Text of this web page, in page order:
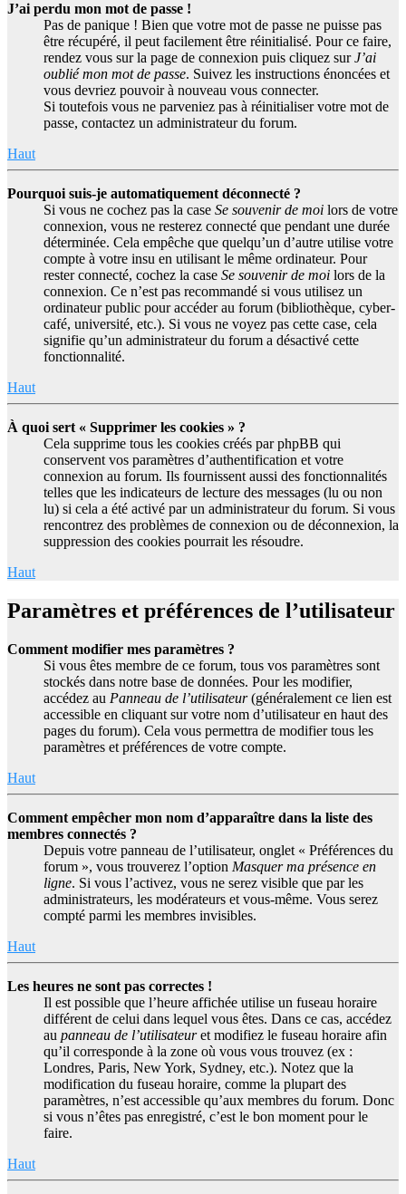
J’ai perdu mon mot de passe !
Pas de panique ! Bien que votre mot de passe ne puisse pas
être récupéré, il peut facilement être réinitialisé. Pour ce faire,
rendez vous sur la page de connexion puis cliquez surJ’ai
oublié mon mot de passe. Suivez les instructions énoncées et
vous devriez pouvoir à nouveau vous connecter.
Si toutefois vous ne parveniez pas à réinitialiser votre mot de
passe, contactez un administrateur du forum.
Haut
Pourquoi suis-je automatiquement déconnecté ?
Si vous ne cochez pas la case Se souvenir de moi lors de votre
connexion, vous ne resterez connecté que pendant une durée
déterminée. Cela empêche que quelqu’un d’autre utilise votre
compte à votre insu en utilisant le même ordinateur. Pour
rester connecté, cochez la case Se souvenir de moi lors de la
connexion. Ce n’est pas recommandé si vous utilisez un
ordinateur public pour accéder au forum (bibliothèque, cyber-
café, université, etc.). Si vous ne voyez pas cette case, cela
signifie qu’un administrateur du forum a désactivé cette
fonctionnalité.
Haut
À quoi sert « Supprimer les cookies » ?
Cela supprime tous les cookies créés par phpBB qui
conservent vos paramètres d’authentification et votre
connexion au forum. Ils fournissent aussi des fonctionnalités
telles que les indicateurs de lecture des messages (lu ou non
lu) si cela a été activé par un administrateur du forum. Si vous
rencontrez des problèmes de connexion ou de déconnexion, la
suppression des cookies pourrait les résoudre.
Haut
Paramètres et préférences de l’utilisateur
Comment modifier mes paramètres ?
Si vous êtes membre de ce forum, tous vos paramètres sont
stockés dans notre base de données. Pour les modifier,
accédez au Panneau de l’utilisateur(généralement ce lien est
accessible en cliquant sur votre nom d’utilisateur en haut des
pages du forum). Cela vous permettra de modifier tous les
paramètres et préférences de votre compte.
Haut
Comment empêcher mon nom d’apparaître dans la liste des
membres connectés ?
Depuis votre panneau de l’utilisateur, onglet « Préférences du
forum », vous trouverez l’option Masquer ma présence en
ligne. Si vous l’activez, vous ne serez visible que par les
administrateurs, les modérateurs et vous-même. Vous serez
compté parmi les membres invisibles.
Haut
Les heures ne sont pas correctes !
Il est possible que l’heure affichée utilise un fuseau horaire
différent de celui dans lequel vous êtes. Dans ce cas, accédez
au panneau de l’utilisateuret modifiez le fuseau horaire afin
qu’il corresponde à la zone où vous vous trouvez (ex :
Londres, Paris, New York, Sydney, etc.). Notez que la
modification du fuseau horaire, comme la plupart des
paramètres, n’est accessible qu’aux membres du forum. Donc
si vous n’êtes pas enregistré, c’est le bon moment pour le
faire.
Haut